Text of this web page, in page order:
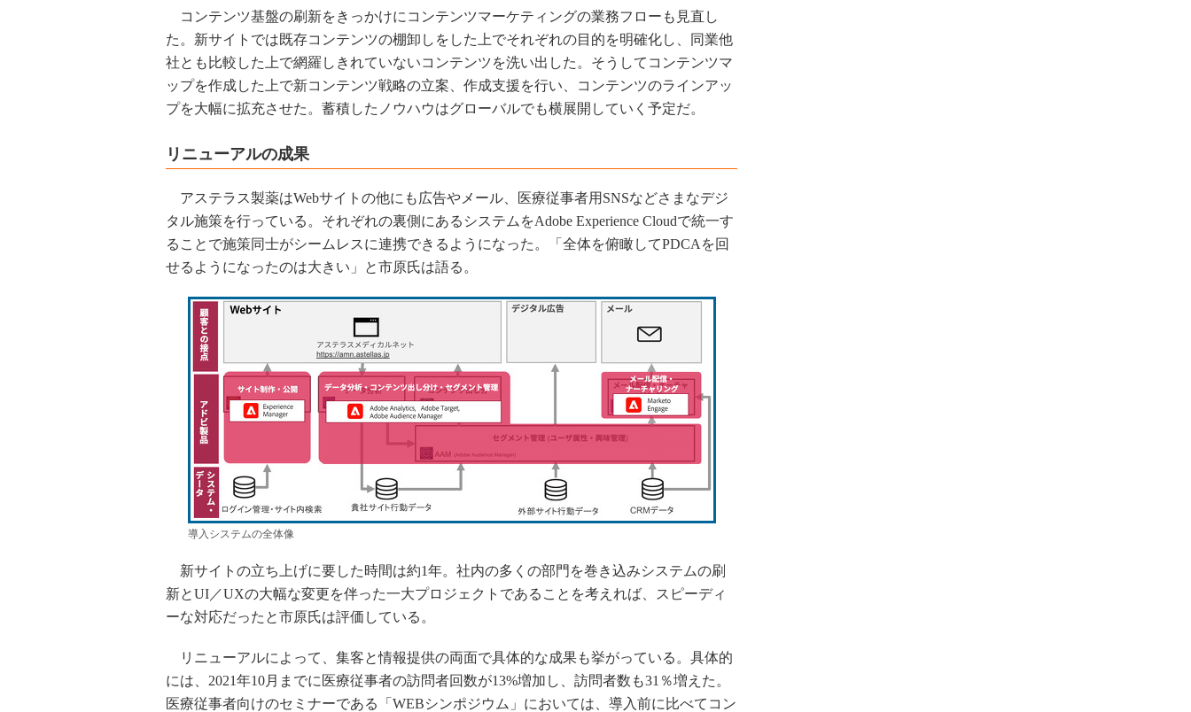
コンテンツ基盤の刷新をきっかけにコンテンツマーケティングの業務フローも見直し
た。新サイトでは既存コンテンツの棚卸しをした上でそれぞれの目的を明確化し、同業他
社とも比較した上で網羅しきれていないコンテンツを洗い出した。そうしてコンテンツマ
ップを作成した上で新コンテンツ戦略の立案、作成支援を行い、コンテンツのラインアッ
プを大幅に拡充させた。蓄積したノウハウはグローバルでも横展開していく予定だ。
リニューアルの成果
アステラス製薬はWebサイトの他にも広告やメール、医療従事者用SNSなどさまなデジ
タル施策を行っている。それぞれの裏側にあるシステムをAdobe Experience Cloudで統一す
ることで施策同士がシームレスに連携できるようになった。「全体を俯瞰してPDCAを回
せるようになったのは大きい」と市原氏は語る。
導入システムの全体像
新サイトの立ち上げに要した時間は約1年。社内の多くの部門を巻き込みシステムの刷
新とUI／UXの大幅な変更を伴った一大プロジェクトであることを考えれば、スピーディ
ーな対応だったと市原氏は評価している。
リニューアルによって、集客と情報提供の両面で具体的な成果も挙がっている。具体的
には、2021年10月までに医療従事者の訪問者回数が13%増加し、訪問者数も31％増えた。
医療従事者向けのセミナーである「WEBシンポジウム」においては、導入前に比べてコン